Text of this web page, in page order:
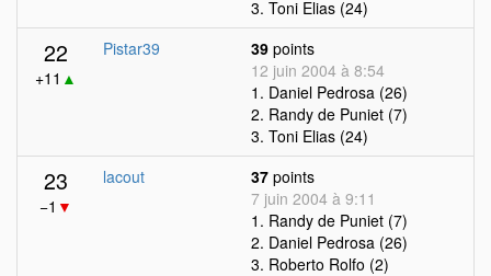
3. Toni Elias (24)
22
+11 ▲
Pistar39 39 points
12 juin 2004 à 8:54
1. Daniel Pedrosa (26)
2. Randy de Puniet (7)
3. Toni Elias (24)
23
−1 ▼
lacout 37 points
7 juin 2004 à 9:11
1. Randy de Puniet (7)
2. Daniel Pedrosa (26)
3. Roberto Rolfo (2)